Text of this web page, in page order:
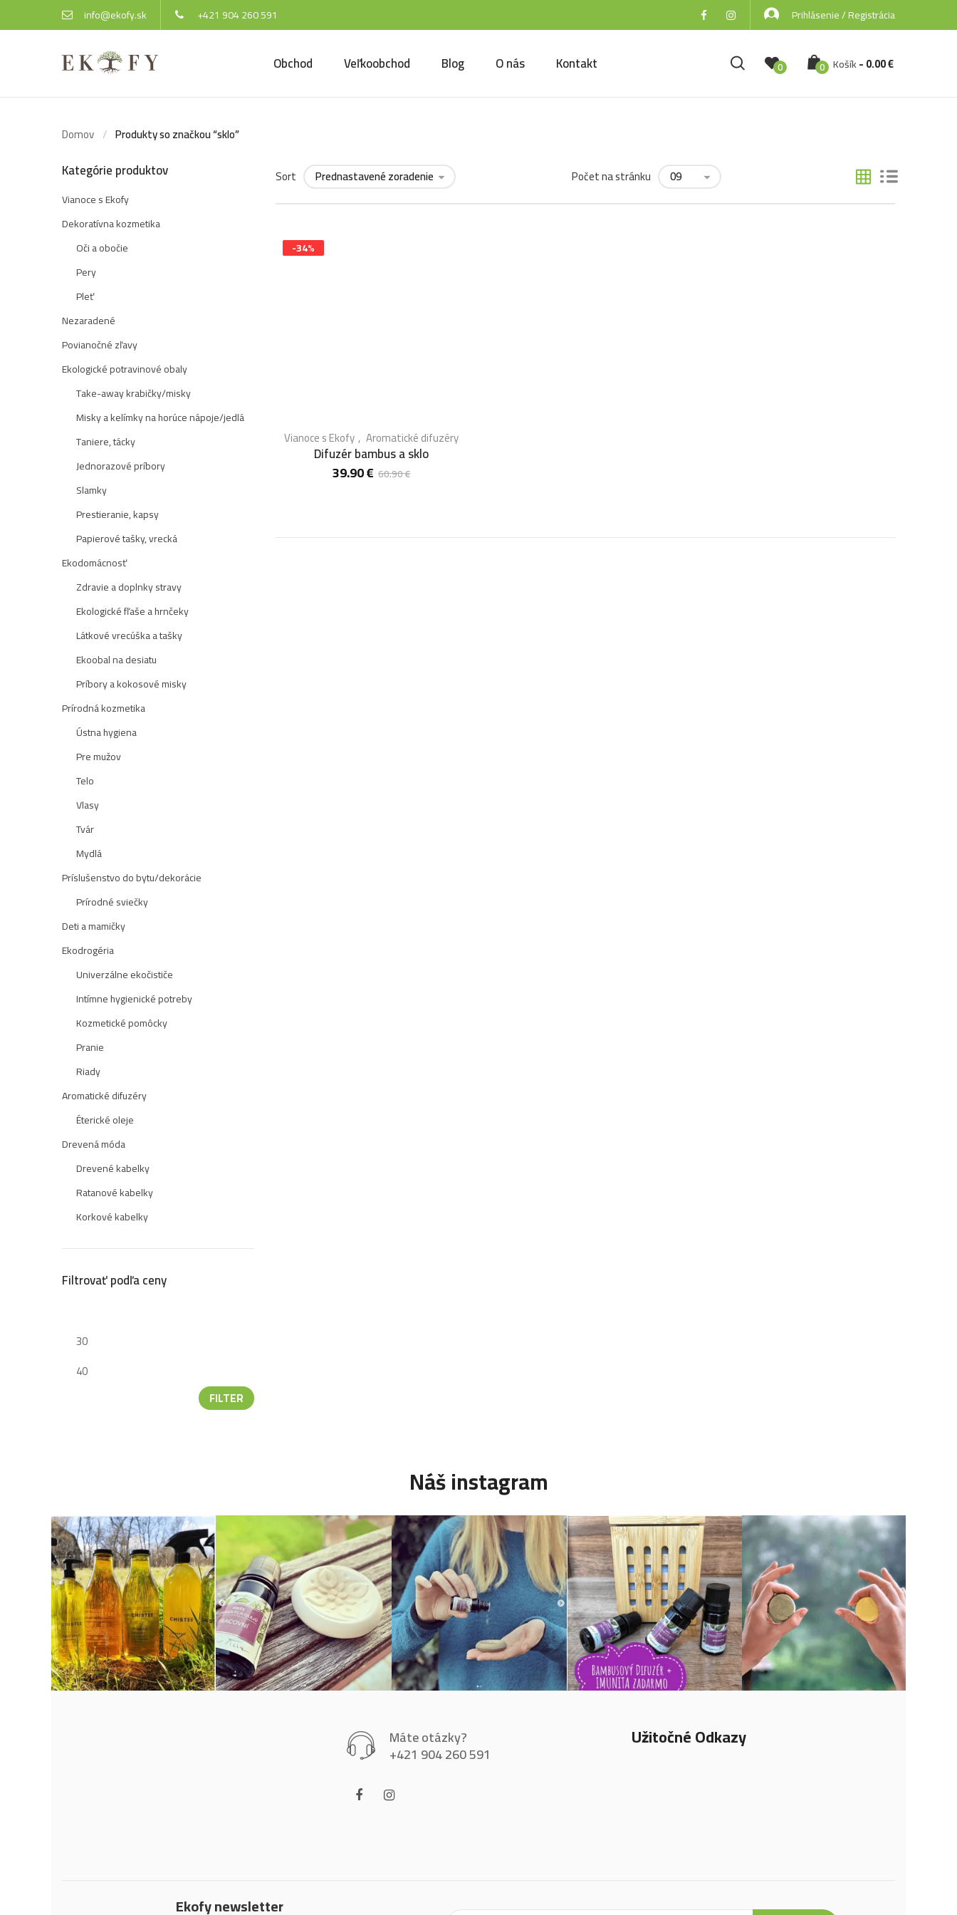
info@ekofy.sk +421 904 260 591 Prihlásenie / Registrácia
Obchod Veľkoobchod Blog O nás Kontakt 0 0 Košík-0.00€
Domov Produkty so značkou “sklo”
Sort Počet na stránku
-34%
Vianoce s Ekofy Aromatické difuzéry
Difuzér bambus a sklo
60.90€
39.90€
Kategórie produktov
Vianoce s Ekofy
Dekoratívna kozmetika
Oči a obočie
Pery
Pleť
Nezaradené
Povianočné zľavy
Ekologické potravinové obaly
Take-away krabičky/misky
Misky a kelímky na horúce nápoje/jedlá
Taniere, tácky
Jednorazové príbory
Slamky
Prestieranie, kapsy
Papierové tašky, vrecká
Ekodomácnosť
Zdravie a doplnky stravy
Ekologické fľaše a hrnčeky
Látkové vrecúška a tašky
Ekoobal na desiatu
Príbory a kokosové misky
Prírodná kozmetika
Ústna hygiena
Pre mužov
Telo
Vlasy
Tvár
Mydlá
Príslušenstvo do bytu/dekorácie
Prírodné sviečky
Deti a mamičky
Ekodrogéria
Univerzálne ekočističe
Intímne hygienické potreby
Kozmetické pomôcky
Pranie
Riady
Aromatické difuzéry
Éterické oleje
Drevená móda
Drevené kabelky
Ratanové kabelky
Korkové kabelky
Filtrovať podľa ceny
FILTER
Náš instagram
Máte otázky?
+421 904 260 591
Užitočné Odkazy
Ekofy newsletter